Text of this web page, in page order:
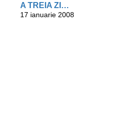
A TREIA ZI…
17 ianuarie 2008